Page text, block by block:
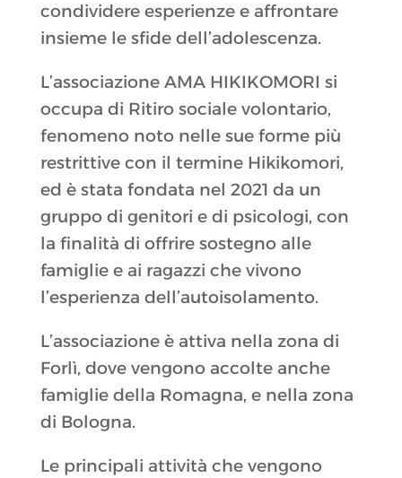
condividere esperienze e affrontare
insieme le sfide dell’adolescenza.
L’associazione AMA HIKIKOMORI si
occupa di Ritiro sociale volontario,
fenomeno noto nelle sue forme più
restrittive con il termine Hikikomori,
ed è stata fondata nel 2021 da un
gruppo di genitori e di psicologi, con
la finalità di offrire sostegno alle
famiglie e ai ragazzi che vivono
l’esperienza dell’autoisolamento.
L’associazione è attiva nella zona di
Forlì, dove vengono accolte anche
famiglie della Romagna, e nella zona
di Bologna.
Le principali attività che vengono